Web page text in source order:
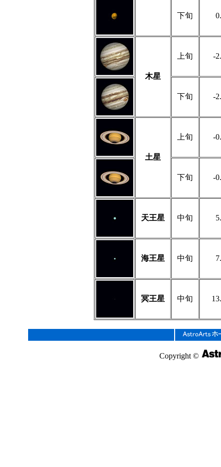
下旬
木星
上旬 -
下旬 -
土星
上旬 -
下旬 -
天王星 中旬
海王星 中旬
冥王星 中旬
Copyright ©